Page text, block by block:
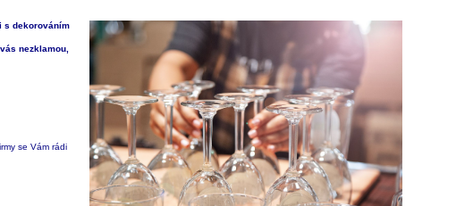
s dekorováním
nezklamou,
se Vám rádi